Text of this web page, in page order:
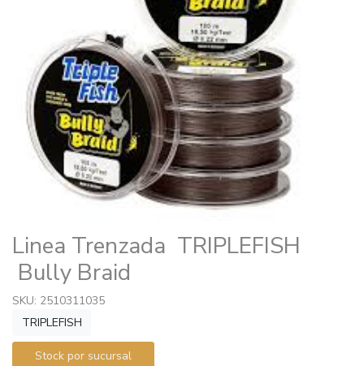
Linea Trenzada TRIPLEFISH
Bully Braid
SKU: 2510311035
TRIPLEFISH
Stock por sucursal